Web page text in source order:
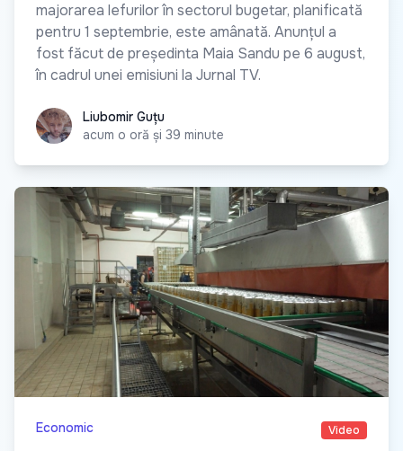
majorarea lefurilor în sectorul bugetar, planificată
pentru 1 septembrie, este amânată. Anunțul a
fost făcut de președinta Maia Sandu pe 6 august,
în cadrul unei emisiuni la Jurnal TV.
Liubomir Guțu
Liubomir Guțu
acum o oră și 39 minute
Economic Video